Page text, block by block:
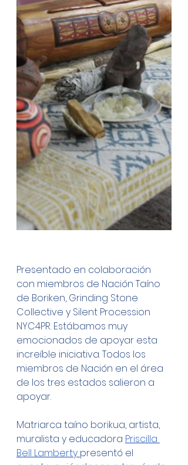
Presentado en colaboración
con miembros de Nación Taíno
de Boriken, Grinding Stone
Collective y Silent Procession
NYC4PR. Estábamos muy
emocionados de apoyar esta
increíble iniciativa. Todos los
miembros de Nación en el área
de los tres estados salieron a
apoyar.
Matriarca taíno borikua, artista,
muralista y educadora Priscilla
Bell Lamberty presentó el